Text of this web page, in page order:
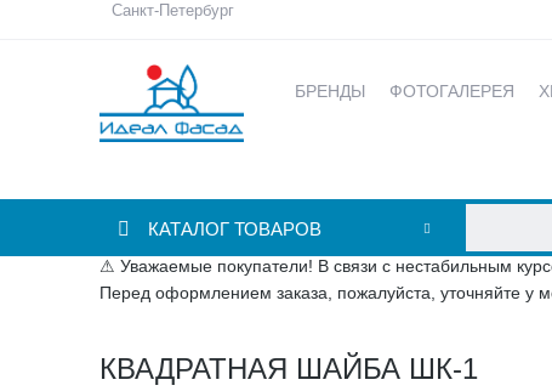
Санкт-Петербург
БРЕНДЫ ФОТОГАЛЕРЕЯ
КАТАЛОГ ТОВАРОВ
⚠ Уважаемые покупатели! В связи с нестабильным
Перед оформлением заказа, пожалуйста, уточняйте у
КВАДРАТНАЯ ШАЙБА ШК-1